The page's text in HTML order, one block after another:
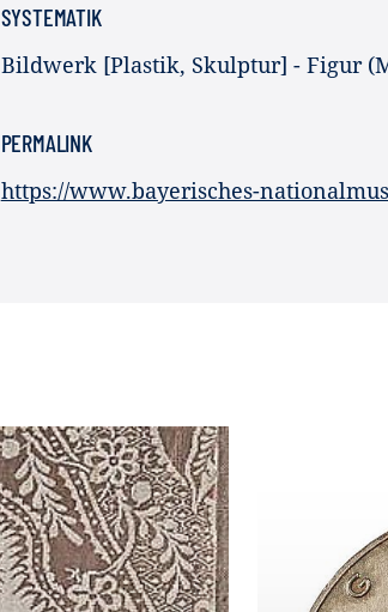
SYSTEMATIK
Bildwerk [Plastik, Skulptur] - Figur
PERMALINK
https://www.bayerisches-